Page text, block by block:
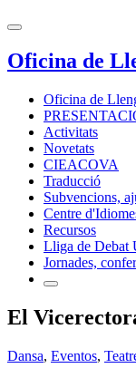
Oficina de
Oficina de
Activitats
Novetats
CIEACOVA
Traducció
Subvencions,
Centre
Recursos
Lliga de Debat
Jornades,
El
Dansa, Eventos,